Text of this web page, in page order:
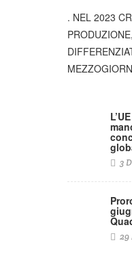
. NEL 2023
3
29